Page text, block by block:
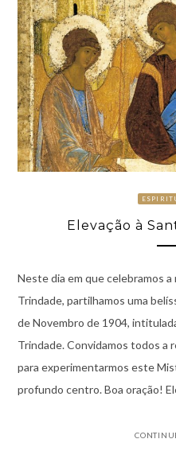
Elevação à
Neste dia em que celebramos a
Trindade, partilhamos uma
de Novembro de 1904,
Trindade. Convidamos todos a
para experimentarmos este
profundo centro. Boa oração!